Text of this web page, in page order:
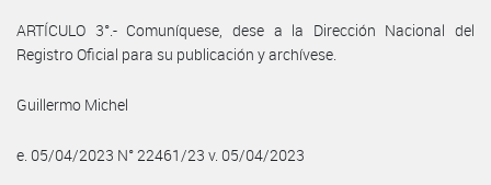
ARTÍCULO 3°.- Comuníquese, dese a la Dirección Nacional del
Registro Oficial para su publicación y archívese.
Guillermo Michel
e. 05/04/2023 N° 22461/23 v. 05/04/2023